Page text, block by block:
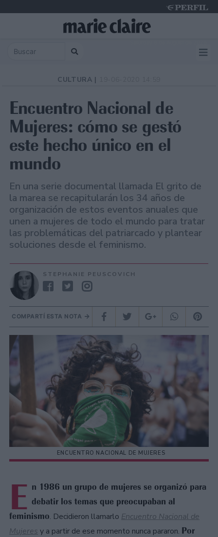
CULTURA |
Encuentro Nacional de
Mujeres: cómo se gestó
este hecho único en el
mundo
En una serie documental llamada El grito de
la marea se recapitularán los 34 años de
organización de estos eventos anuales que
unen a mujeres de todo el mundo para tratar
las problemáticas del patriarcado y plantear
soluciones desde el feminismo.
STEPHANIE PEUSCOVICH
COMPARTÍ ESTA NOTA
ENCUENTRO NACIONAL DE MUJERES
E n 1986 un grupo de mujeres se organizó para
debatir los temas que preocupaban al
feminismo. Decidieron llamarlo Encuentro Nacional de
Mujeres y a partir de ese momento nunca pararon. Por